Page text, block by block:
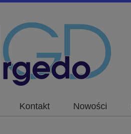
Kontakt Nowości